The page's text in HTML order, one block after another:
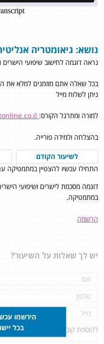
נושא: גיאומטריה
נראה דוגמה לחישוב שיפועי הישרים
בכל שאלה אתם מוזמנים למלא את
ניתן לשלוח מייל
למורה ומתרגל הקורס:
בהצלחה ולמידה פורייה.
לשיעור הקודם
התחילו עכשיו להצטיין במתמטיקה
במתמטיקה.
הרשמה
יש לך שאלות על השיעור?
להוספת קובץ
הירשמו
בכל